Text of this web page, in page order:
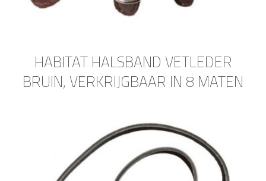
HABITAT HALSBAND VETLEDER
BRUIN, VERKRIJGBAAR IN 8 MATEN